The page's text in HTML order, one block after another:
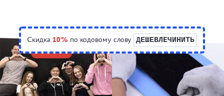
Скидка 10% по кодовому слову ДЕШЕВЛЕЧИНИТЬ